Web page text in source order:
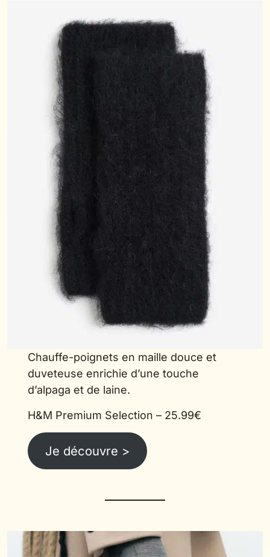
Chauffe-poignets en maille douce et
duveteuse enrichie d’une touche
d’alpaga et de laine.
H&M Premium Selection – 25.99€
Je découvre >